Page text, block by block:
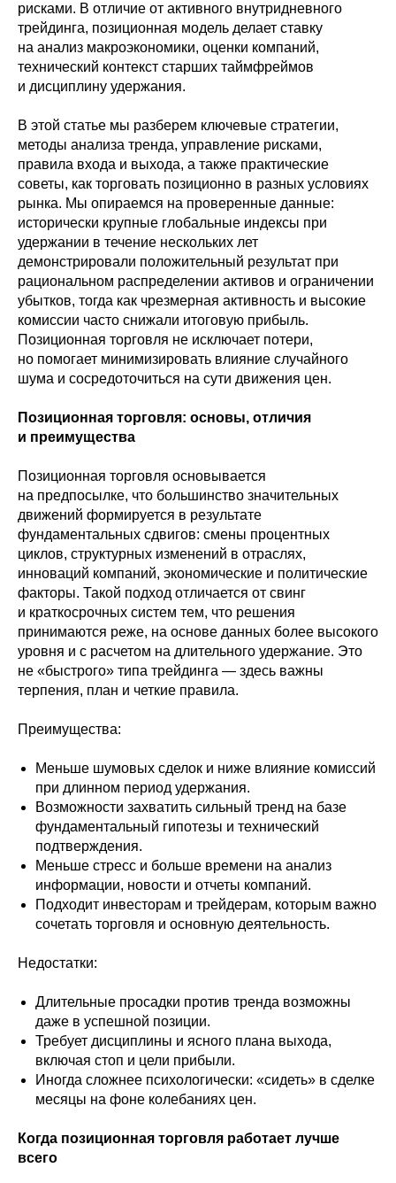
рисками. В отличие от активного внутридневного
трейдинга, позиционная модель делает ставку
на анализ макроэкономики, оценки компаний,
технический контекст старших таймфреймов
и дисциплину удержания.
В этой статье мы разберем ключевые стратегии,
методы анализа тренда, управление рисками,
правила входа и выхода, а также практические
советы, как торговать позиционно в разных условиях
рынка. Мы опираемся на проверенные данные:
исторически крупные глобальные индексы при
удержании в течение нескольких лет
демонстрировали положительный результат при
рациональном распределении активов и ограничении
убытков, тогда как чрезмерная активность и высокие
комиссии часто снижали итоговую прибыль.
Позиционная торговля не исключает потери,
но помогает минимизировать влияние случайного
шума и сосредоточиться на сути движения цен.
Позиционная торговля: основы, отличия
и преимущества
Позиционная торговля основывается
на предпосылке, что большинство значительных
движений формируется в результате
фундаментальных сдвигов: смены процентных
циклов, структурных изменений в отраслях,
инноваций компаний, экономические и политические
факторы. Такой подход отличается от свинг
и краткосрочных систем тем, что решения
принимаются реже, на основе данных более высокого
уровня и с расчетом на длительного удержание. Это
не «быстрого» типа трейдинга — здесь важны
терпения, план и четкие правила.
Преимущества:
Меньше шумовых сделок и ниже влияние комиссий
при длинном период удержания.
Возможности захватить сильный тренд на базе
фундаментальный гипотезы и технический
подтверждения.
Меньше стресс и больше времени на анализ
информации, новости и отчеты компаний.
Подходит инвесторам и трейдерам, которым важно
сочетать торговля и основную деятельность.
Недостатки:
Длительные просадки против тренда возможны
даже в успешной позиции.
Требует дисциплины и ясного плана выхода,
включая стоп и цели прибыли.
Иногда сложнее психологически: «сидеть» в сделке
месяцы на фоне колебаниях цен.
Когда позиционная торговля работает лучше
всего